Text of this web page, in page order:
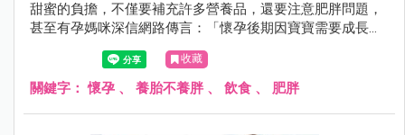
甜蜜的負擔，不僅要補充許多營養品，還要注意肥胖問題，
甚至有孕媽咪深信網路傳言：「懷孕後期因寶寶需要成長，
所以吃甚麼都不用擔心胖到自己」，於是拼命吃的結果就是
生產後難以回復產前身形，嚴重的則可能影響健康。到底懷
孕要怎麼吃才能養胎不養胖呢？
收藏
關鍵字：懷孕 、 養胎不養胖、 飲食 、 肥胖